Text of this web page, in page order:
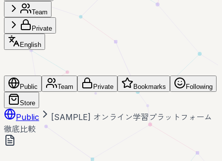
Team
Private
English
Public Team Private Bookmarks Following
Store
Public
[SAMPLE] オンライン学習プラットフォーム
徹底比較